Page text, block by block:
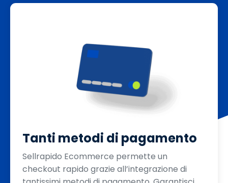
Tanti metodi di pagamento
Sellrapido Ecommerce permette un
checkout rapido grazie all’integrazione di